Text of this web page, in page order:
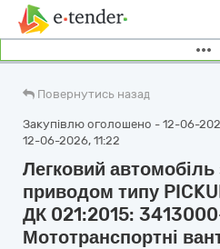
Повернутись назад
Закупівлю оголошено - 12-06-
12-06-2026, 11:22
Легковий
приводом типу
ДК 021:2015:
Мототранспортні